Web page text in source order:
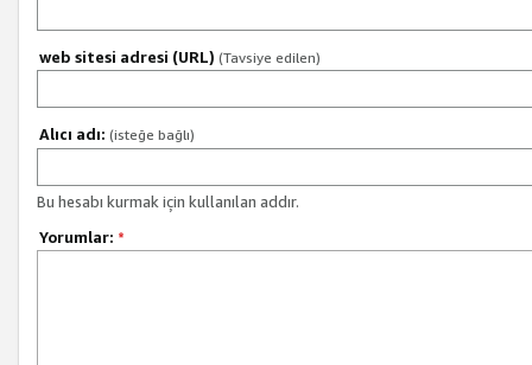
web sitesi adresi (URL) (Tavsiye edilen)
Alıcı adı: (isteğe bağlı)
Bu hesabı kurmak için kullanılan addır.
Yorumlar: *